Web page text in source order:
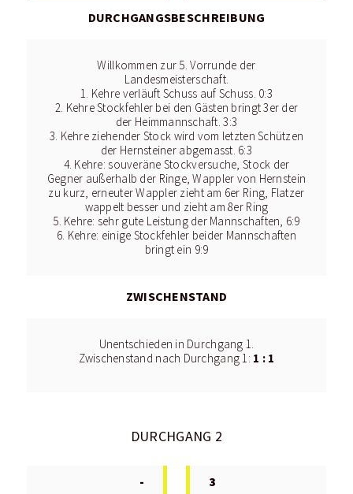
DURCHGANGSBESCHREIBUNG
Willkommen zur 5. Vorrunde der
Landesmeisterschaft.
1. Kehre verläuft Schuss auf Schuss. 0:3
2. Kehre Stockfehler bei den Gästen bringt 3er der
der Heimmannschaft. 3:3
3. Kehre ziehender Stock wird vom letzten Schützen
der Hernsteiner abgemasst. 6:3
4. Kehre: souveräne Stockversuche, Stock der
Gegner außerhalb der Ringe, Wappler von Hernstein
zu kurz, erneuter Wappler zieht am 6er Ring, Flatzer
wappelt besser und zieht am 8er Ring
5. Kehre: sehr gute Leistung der Mannschaften, 6:9
6. Kehre: einige Stockfehler beider Mannschaften
bringt ein 9:9
ZWISCHENSTAND
Unentschieden in Durchgang 1.
Zwischenstand nach Durchgang 1: 1 : 1
DURCHGANG 2
- 3